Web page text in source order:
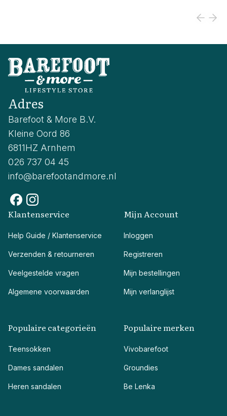
Adres
Barefoot & More B.V.
Kleine Oord 86
6811HZ Arnhem
026 737 04 45
info@barefootandmore.nl
Klantenservice
Help Guide / Klantenservice
Verzenden & retourneren
Veelgestelde vragen
Algemene voorwaarden
Mijn Account
Inloggen
Registreren
Mijn bestellingen
Mijn verlanglijst
Populaire categorieën
Teensokken
Dames sandalen
Heren sandalen
Populaire merken
Vivobarefoot
Groundies
Be Lenka